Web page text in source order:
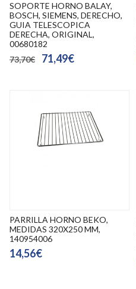
SOPORTE HORNO BALAY,
BOSCH, SIEMENS, DERECHO,
GUIA TELESCOPICA
DERECHA, ORIGINAL,
00680182
73,70€
71,49€
PARRILLA HORNO BEKO,
MEDIDAS 320X250 MM,
140954006
14,56€